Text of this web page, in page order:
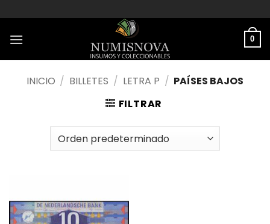
al
contenido
0
INICIO / BILLETES / LETRA P / PAÍSES BAJOS
FILTRAR